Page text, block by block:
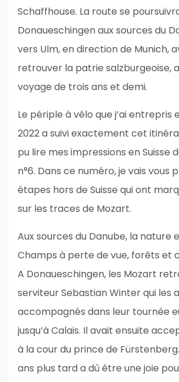
Schaffhouse. La route se
Donaueschingen aux sources du
vers Ulm, en direction de Munich,
retrouver la patrie salzburgeoise,
voyage de trois ans et demi.
Le périple à vélo que j’ai entrepris
2022 a suivi exactement cet
pu lire mes impressions en Suisse
n°6. Dans ce numéro, je vais vous
étapes hors de Suisse qui ont
sur les traces de Mozart.
Aux sources du Danube, la nature
Champs à perte de vue, forêts et
A Donaueschingen, les Mozart
serviteur Sebastian Winter qui les
accompagnés dans leur tournée
jusqu’à Calais. Il avait ensuite
à la cour du prince de
ans plus tard a dû être une joie